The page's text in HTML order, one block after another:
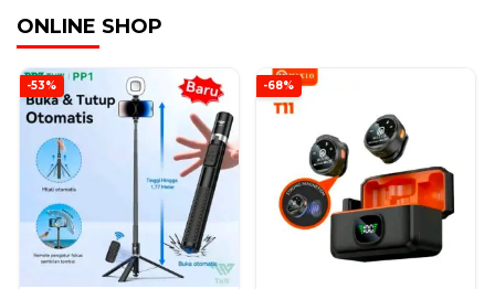
ONLINE SHOP
-53% -68%